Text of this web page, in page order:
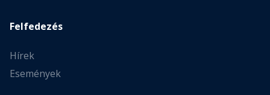
Felfedezés
Hírek
Események